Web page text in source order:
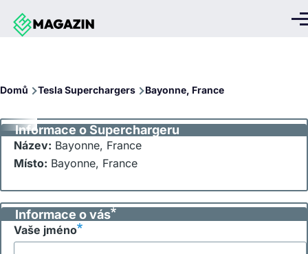
Přejít k hlavnímu obsahu
Domů Tesla Superchargers Bayonne, France
Informace o Superchargeru
Název: Bayonne, France
Místo: Bayonne, France
Informace o vás
Vaše jméno